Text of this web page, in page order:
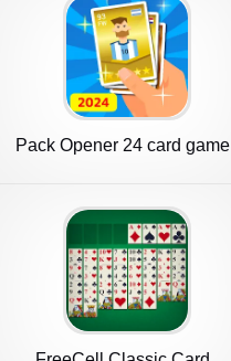
Pack Opener 24 card game